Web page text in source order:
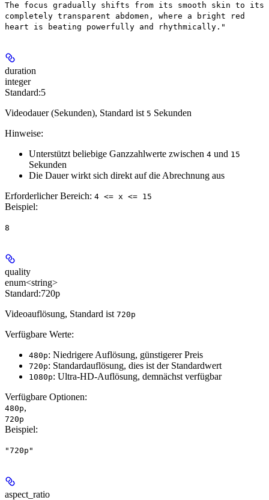
The focus gradually shifts from its smooth skin to its
completely transparent abdomen, where a bright red
heart is beating powerfully and rhythmically."
duration
integer
Standard:5
Videodauer (Sekunden), Standard ist 5 Sekunden
Hinweise:
Unterstützt beliebige Ganzzahlwerte zwischen 4 und 15
Sekunden
Die Dauer wirkt sich direkt auf die Abrechnung aus
Erforderlicher Bereich: 4 <= x <= 15
Beispiel:
8
quality
enum<string>
Standard:720p
Videoauflösung, Standard ist 720p
Verfügbare Werte:
480p: Niedrigere Auflösung, günstigerer Preis
720p: Standardauflösung, dies ist der Standardwert
1080p: Ultra-HD-Auflösung, demnächst verfügbar
Verfügbare Optionen:
480p,
720p
Beispiel:
"720p"
aspect_ratio